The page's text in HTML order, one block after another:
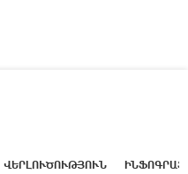
ՎԵՐԼՈՒԾՈՒԹՅՈՒՆ